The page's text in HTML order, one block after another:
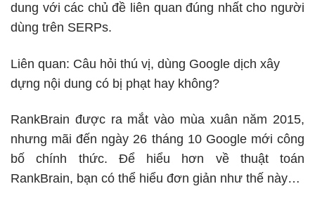
dung với các chủ đề liên quan đúng nhất cho người
dùng trên SERPs.
Liên quan: Câu hỏi thú vị, dùng Google dịch xây
dựng nội dung có bị phạt hay không?
RankBrain được ra mắt vào mùa xuân năm 2015,
nhưng mãi đến ngày 26 tháng 10 Google mới công
bố chính thức. Để hiểu hơn về thuật toán
RankBrain, bạn có thể hiểu đơn giản như thế này…